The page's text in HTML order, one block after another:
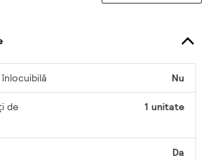
Nu
de
1 unitate
Da